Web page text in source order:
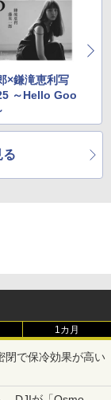
×鎌滝恵利写
～Hello Goo
る
1カ月
閉で保冷効果が高い